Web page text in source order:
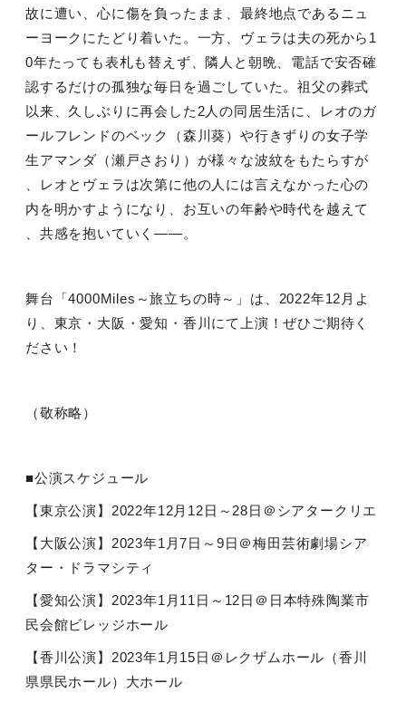
故に遭い、心に傷を負ったまま、最終地点であるニュ
ーヨークにたどり着いた。一方、ヴェラは夫の死から 1
0年たっても表札も替えず、隣人と朝晩、電話で安否確
認するだけの孤独な毎日を過ごしていた。祖父の葬式
以来、久しぶりに再会した 2人の同居生活に、レオのガ
ールフレンドのベック（森川葵）や行きずりの女子学
生アマンダ（瀬戸さおり）が様々な波紋をもたらすが
、レオとヴェラは次第に他の人には言えなかった心の
内を明かすようになり、お互いの年齢や時代を越えて
、共感を抱いていく――。
舞台「4000Miles ～旅立ちの時～」は、 2022年12 月よ
り、東京・大阪・愛知・香川にて上演！ぜひご期待く
ださい！
（敬称略）
■公演スケジュール
【東京公演】 2022年12月 12日～ 28日＠シアタークリエ
【大阪公演】 2023年1 月7日～ 9日＠梅田芸術劇場シア
ター・ドラマシティ
【愛知公演】 2023年1 月 11 日～ 12日＠日本特殊陶業市
民会館ビレッジホール
【香川公演】 2023年1 月 15日＠レクザムホール（香川
県県民ホール）大ホール